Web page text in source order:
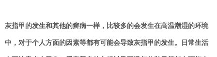
灰指甲的发生和其他的癣病一样，比较多的会发生在高温潮湿的环境
中，对于个人方面的因素等都有可能会导致灰指甲的发生。日常生活